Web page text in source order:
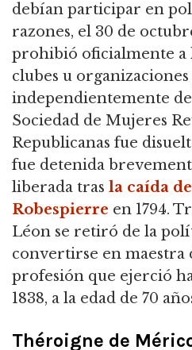
debían participar en
razones, el 30 de
prohibió oficialmente a
clubes u
independientemente
Sociedad de Mujeres
Republicanas fue
fue detenida
liberada tras la caída
Robespierre en 1794.
Léon se retiró de la
convertirse en maestra
profesión que ejerció
1838, a la edad de 70
Théroigne de